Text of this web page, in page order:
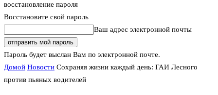
восстановление пароля
Восстановите свой пароль
Ваш адрес электронной почты
Пароль будет выслан Вам по электронной почте.
Домой Новости Сохраняя жизни каждый день: ГАИ Лесного
против пьяных водителей